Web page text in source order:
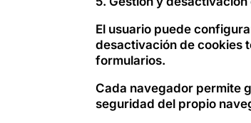
El usuario puede
desactivación de cookies
formularios.
Cada navegador permite
seguridad del propio